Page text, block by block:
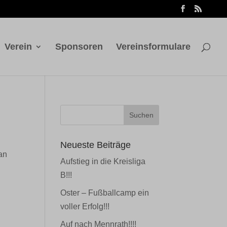
Verein Sponsoren Vereinsformulare
Neueste Beiträge
Aufstieg in die Kreisliga
B!!!
Oster – Fußballcamp ein
voller Erfolg!!!
Auf nach Mennrath!!!!